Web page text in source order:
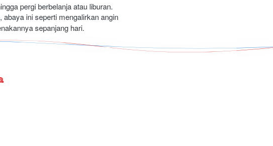
pergi berbelanja atau liburan.
abaya ini seperti mengalirkan angin
sepanjang hari.